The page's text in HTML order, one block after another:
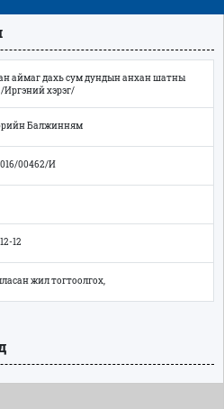
аймаг дахь сум дундын анхан шатны
Иргэний хэрэг/
Балжинням
00462/И
12
жил тогтоолгох,